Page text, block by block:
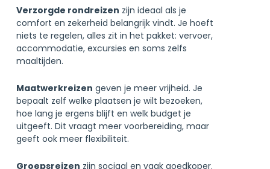
Verzorgde rondreizen zijn ideaal als je
comfort en zekerheid belangrijk vindt. Je hoeft
niets te regelen, alles zit in het pakket: vervoer,
accommodatie, excursies en soms zelfs
maaltijden.
Maatwerkreizen geven je meer vrijheid. Je
bepaalt zelf welke plaatsen je wilt bezoeken,
hoe lang je ergens blijft en welk budget je
uitgeeft. Dit vraagt meer voorbereiding, maar
geeft ook meer flexibiliteit.
Groepsreizen zijn sociaal en vaak goedkoper.